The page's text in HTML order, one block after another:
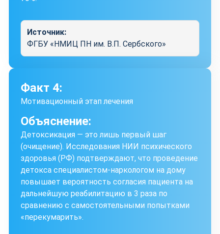
Источник:
ФГБУ «НМИЦ ПН им. В.П. Сербского»
Факт 4:
Мотивационный этап лечения
Объяснение:
Детоксикация — это лишь первый шаг
(очищение). Исследования НИИ психического
здоровья (РФ) подтверждают, что проведение
детокса специалистом-наркологом на дому
повышает вероятность согласия пациента на
дальнейшую реабилитацию в 3 раза по
сравнению с самостоятельными попытками
«перекумарить».